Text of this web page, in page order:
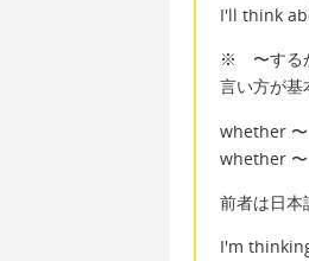
I'll think
※ 〜する
言い方が基
whether
whether 〜
前者は日本
I'm